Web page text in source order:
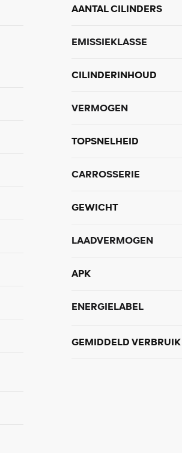
AANTAL CILINDERS
EMISSIEKLASSE
CILINDERINHOUD
VERMOGEN
TOPSNELHEID
CARROSSERIE
GEWICHT
LAADVERMOGEN
APK
ENERGIELABEL
GEMIDDELD VERBRUIK